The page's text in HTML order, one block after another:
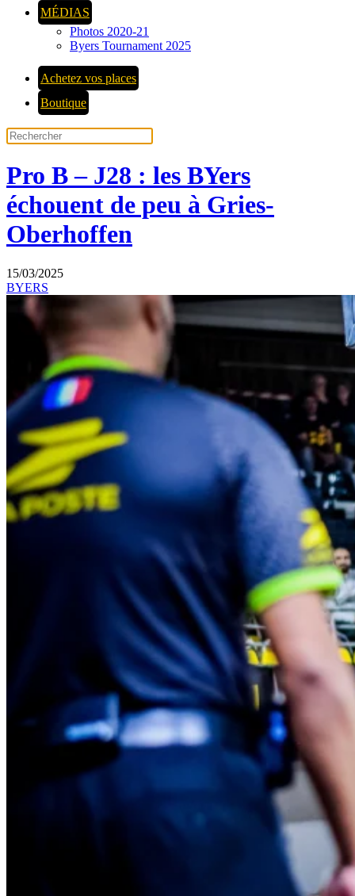
MÉDIAS
Photos 2020-21
Byers Tournament 2025
Achetez vos places
Boutique
Pro B – J28 : les BYers
échouent de peu à Gries-
Oberhoffen
15/03/2025
BYERS